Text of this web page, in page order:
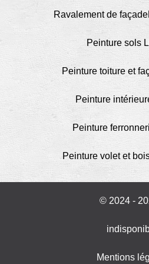
Ravalement de
Peinture sols
Peinture toiture et
Peinture
Peinture
Peinture volet et
© 2024 -
Mentions